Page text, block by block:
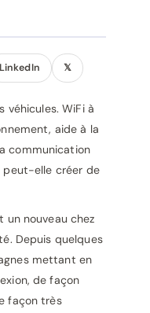
LinkedIn 𝕏
véhicules. WiFi à
aide à la
communication
peut-elle créer de
un nouveau chez
Depuis quelques
mettant en
de façon
façon très